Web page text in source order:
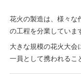
花火の製造は、様々な
の工程を分業していま
大きな規模の花火大
一員として携われるこ